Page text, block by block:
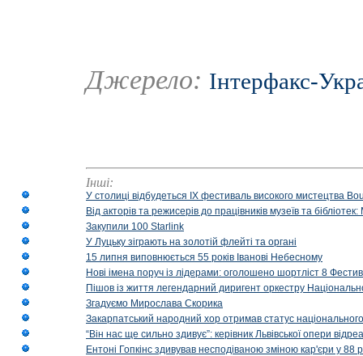
Джерело: Інтерфакс-
Інші:
У столиці відбудеться IX фестиваль високого мистецтва
Від акторів та режисерів до працівників музеїв та
Закупили 100 Starlink
У Луцьку зіграють на золотій флейті та органі
15 липня виповнюється 55 років Іванові Небесному
Нові імена поруч із лідерами: оголошено шортліст 8
Пішов із життя легендарний диригент оркестру
Згадуємо Мирослава Скорика
Закарпатський народний хор отримав статус національного
“Він нас ще сильно здивує”: керівник Львівської опери
Ентоні Гопкінс здивував несподіваною зміною кар'єри у 88